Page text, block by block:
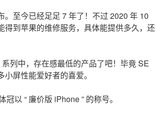
。至今已经足足 7 年了！不过 2020 年 10
得到苹果的维修服务，具体能提供多久，还
列中，存在感最低的产品了吧！毕竟 SE
小屏性能爱好者的喜爱。
以 “ 廉价版 iPhone ” 的称号。